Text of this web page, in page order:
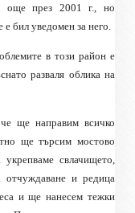
още през 2001 г., но
бил уведомен за него.
в този район е
разваля облика на
ще направим всичко
ще търсим мостово
свлачището,
отчуждаване и редица
и ще нанесем тежки